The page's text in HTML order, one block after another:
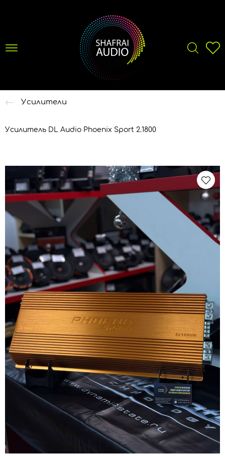
Усилители
Усилитель DL Audio Phoenix Sport 2.1800